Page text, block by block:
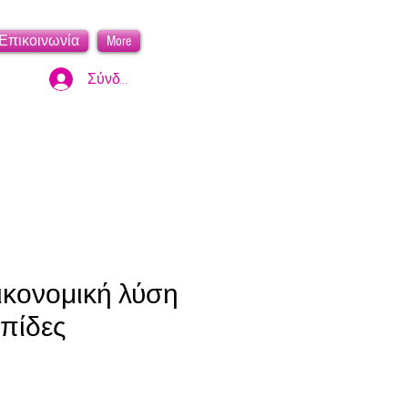
More
Σύνδεση
λύση